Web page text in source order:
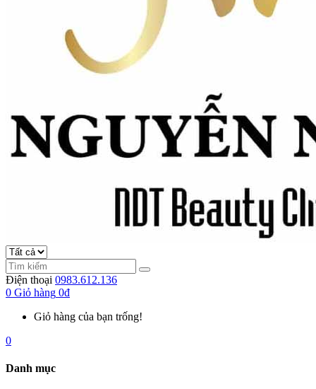
Điện thoại 0983.612.136
0 Giỏ hàng 0đ
Giỏ hàng của bạn trống!
0
Danh mục